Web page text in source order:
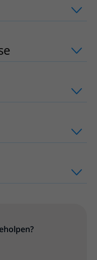
klik om te
uitklapper,
klik om te
klik om te
om te openen